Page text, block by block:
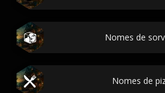
Nomes de
Nomes de